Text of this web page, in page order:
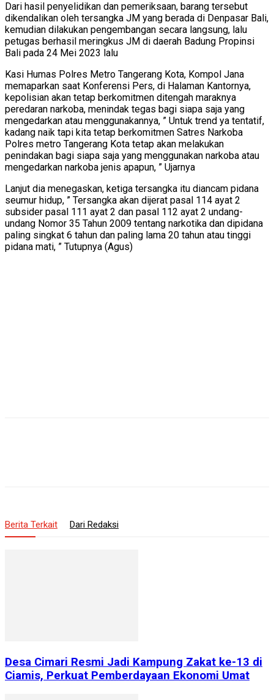
Dari hasil penyelidikan dan pemeriksaan, barang tersebut
dikendalikan oleh tersangka JM yang berada di Denpasar Bali,
kemudian dilakukan pengembangan secara langsung, lalu
petugas berhasil meringkus JM di daerah Badung Propinsi
Bali pada 24 Mei 2023 lalu
Kasi Humas Polres Metro Tangerang Kota, Kompol Jana
memaparkan saat Konferensi Pers, di Halaman Kantornya,
kepolisian akan tetap berkomitmen ditengah maraknya
peredaran narkoba, menindak tegas bagi siapa saja yang
mengedarkan atau menggunakannya, ” Untuk trend ya tentatif,
kadang naik tapi kita tetap berkomitmen Satres Narkoba
Polres metro Tangerang Kota tetap akan melakukan
penindakan bagi siapa saja yang menggunakan narkoba atau
mengedarkan narkoba jenis apapun, ” Ujarnya
Lanjut dia menegaskan, ketiga tersangka itu diancam pidana
seumur hidup, ” Tersangka akan dijerat pasal 114 ayat 2
subsider pasal 111 ayat 2 dan pasal 112 ayat 2 undang-
undang Nomor 35 Tahun 2009 tentang narkotika dan dipidana
paling singkat 6 tahun dan paling lama 20 tahun atau tinggi
pidana mati, ” Tutupnya (Agus)
Berita Terkait Dari Redaksi
Desa Cimari Resmi Jadi Kampung Zakat ke-13 di
Ciamis, Perkuat Pemberdayaan Ekonomi Umat